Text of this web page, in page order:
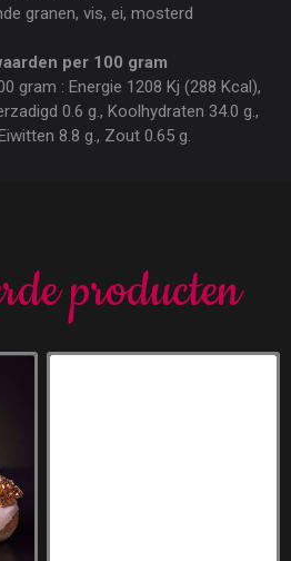
granen, vis, ei, mosterd
per 100 gram
gram : Energie 1208 Kj (288 Kcal),
0.6 g., Koolhydraten 34.0 g.,
8.8 g., Zout 0.65 g.
producten